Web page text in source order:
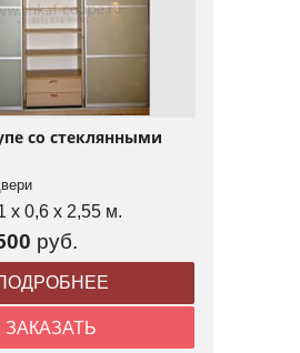
со стеклянными
x 0,6 x 2,55 м.
руб.
ЗАКАЗАТЬ